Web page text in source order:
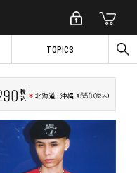
TOPICS